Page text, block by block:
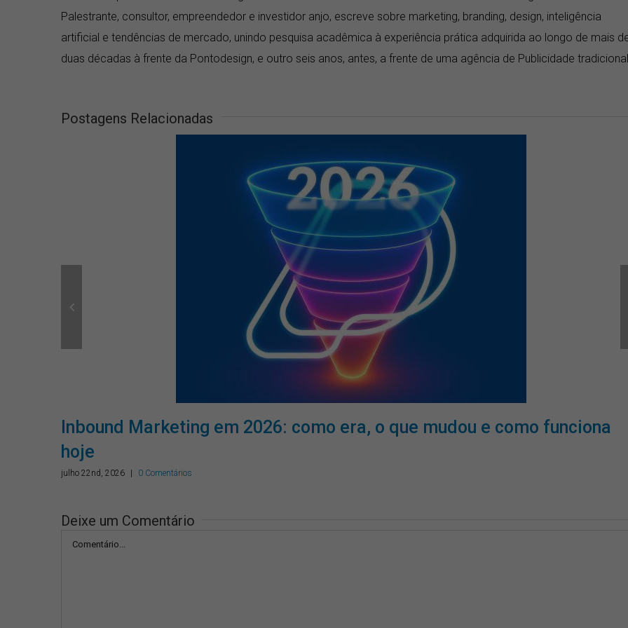
Palestrante, consultor, empreendedor e investidor anjo, escreve sobre marketing, branding, design, inteligência
artificial e tendências de mercado, unindo pesquisa acadêmica à experiência prática adquirida ao longo de mais
duas décadas à frente da Pontodesign, e outro seis anos, antes, a frente de uma agência de Publicidade
Postagens Relacionadas
Inbound Marketing em 2026: como era, o que mudou e como funciona
hoje
julho 22nd, 2026 | 0 Comentários
Deixe um Comentário
Comentário